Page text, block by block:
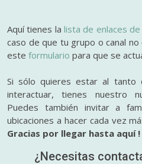
Aquí tienes lalista de enlaces
caso de que tu grupo o canal
este formulario para que se
Si sólo quieres estar al tanto
interactuar, tienes nuestro
Puedes también invitar a
ubicaciones a hacer cada vez
Gracias por llegar hasta aquí !
¿Necesitas